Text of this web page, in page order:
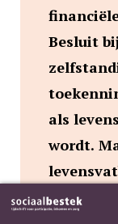
Terug naar
Besluit
als
wordt.
dringend